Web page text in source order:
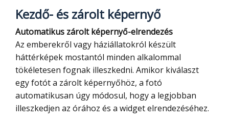
Kezdő- és zárolt képernyő
Automatikus zárolt képernyő-elrendezés
Az emberekről vagy háziállatokról készült
háttérképek mostantól minden alkalommal
tökéletesen fognak illeszkedni. Amikor kiválaszt
egy fotót a zárolt képernyőhöz, a fotó
automatikusan úgy módosul, hogy a legjobban
illeszkedjen az órához és a widget elrendezéséhez.